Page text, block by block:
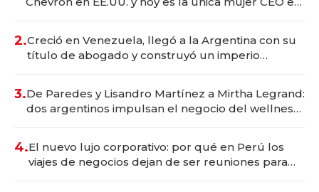
2.Creció en Venezuela, llegó a la Argentina con su
título de abogado y construyó un imperio
3.De Paredes y Lisandro Martínez a Mirtha Legrand:
dos argentinos impulsan el negocio del wellness
4.El nuevo lujo corporativo: por qué en Perú los
viajes de negocios dejan de ser reuniones para